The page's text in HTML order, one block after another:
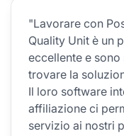
"Lavorare con
Quality Unit è un
eccellente e
trovare la
Il loro software
affiliazione ci
servizio ai nostri